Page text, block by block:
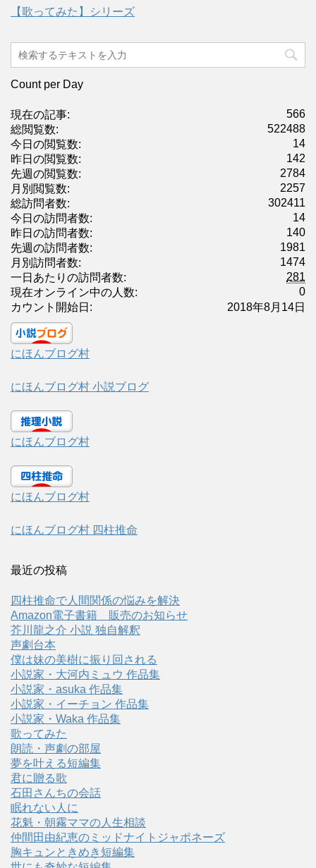
【歌ってみた】シリーズ
Count per Day
566
現在の記事:
522488
総閲覧数:
14
今日の閲覧数:
142
昨日の閲覧数:
2784
先週の閲覧数:
2257
月別閲覧数:
302411
総訪問者数:
14
今日の訪問者数:
140
昨日の訪問者数:
1981
先週の訪問者数:
1474
月別訪問者数:
281
一日あたりの訪問者数:
0
現在オンライン中の人数:
2018年8月14日
カウント開始日:
にほんブログ村
にほんブログ村 小説ブログ
にほんブログ村
にほんブログ村
にほんブログ村 四柱推命
最近の投稿
四柱推命で人間関係の悩みを解決
Amazon電子書籍 販売のお知らせ
芥川龍之介 小説 独自解釈
声劇台本
僕は妹の美樹に振り回される
小説家・大河内ミュウ 作品集
小説家・asuka 作品集
小説家・イーチョン 作品集
小説家・Waka 作品集
歌ってみた
朗読・声劇の部屋
夢を叶える短編集
君に贈る歌
石田さんちの会話
眠れない人に
花魁・朝霧ママの人生相談
仲間田由紀恵のミッドナイトジャポネーズ
胸キュンときめき短編集